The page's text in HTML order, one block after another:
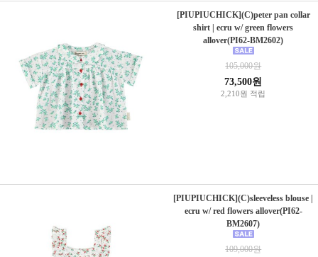
[PIUPIUCHICK](C)peter pan collar
shirt | ecru w/ green flowers
allover(PI62-BM2602)
105,000원
73,500원
2,210원 적립
[PIUPIUCHICK](C)sleeveless blouse |
ecru w/ red flowers allover(PI62-
BM2607)
109,000원